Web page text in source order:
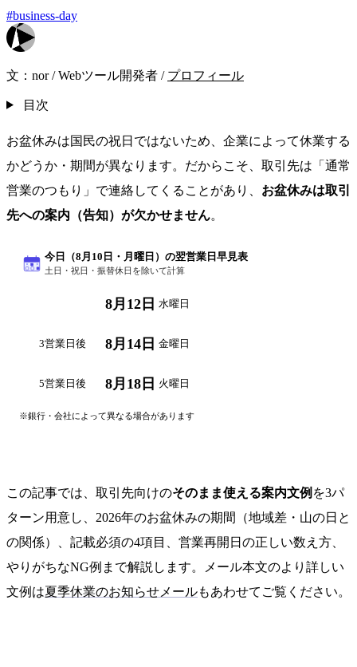
#business-day
文： nor /Webツール開発者 / プロフィール
目次
お盆休みは国民の祝日ではないため、企業によって休業する
かどうか・期間が異なります。だからこそ、取引先は「通常
営業のつもり」で連絡してくることがあり、 お盆休みは取引
先への案内（告知）が欠かせません。
今日（8月10日・月曜日）の翌営業日早見表
土日・祝日・振替休日を除いて計算
8月12日 水曜日
3営業日後 8月14日 金曜日
5営業日後 8月18日 火曜日
※銀行・会社によって異なる場合があります
この記事では、取引先向けのそのまま使える案内文例 を3パ
ターン用意し、2026年のお盆休みの期間（地域差・山の日と
の関係）、記載必須の4項目、営業再開日の正しい数え方、
やりがちなNG例まで解説します。メール本文のより詳しい
文例は夏季休業のお知らせメールもあわせてご覧ください。